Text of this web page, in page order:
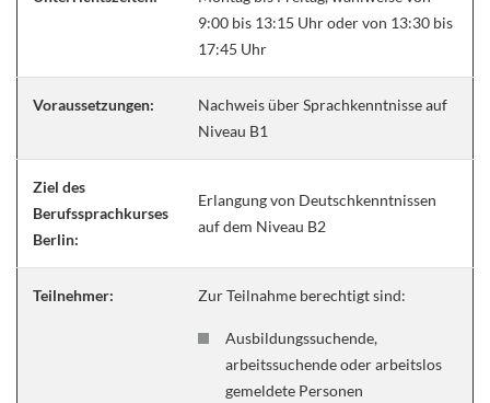
9:00 bis 13:15 Uhr oder von 13:30 bis
17:45 Uhr
Voraussetzungen:
Nachweis über Sprachkenntnisse auf
Niveau B1
Ziel des
Berufssprachkurses
Berlin:
Erlangung von Deutschkenntnissen
auf dem Niveau B2
Teilnehmer: Zur Teilnahme berechtigt sind:
Ausbildungssuchende,
arbeitssuchende oder arbeitslos
gemeldete Personen